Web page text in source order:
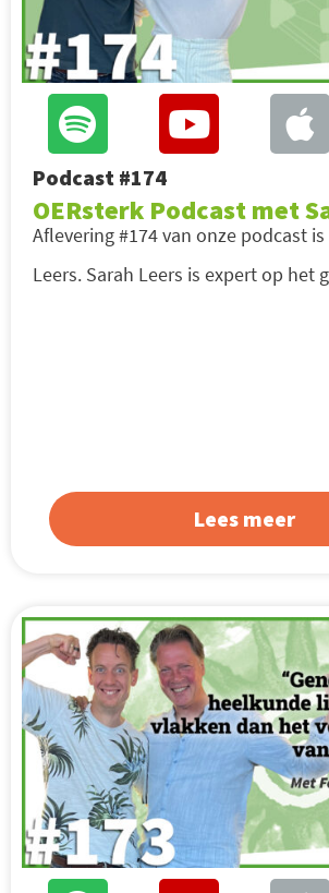
Podcast #174
OERsterk Podcast met
Aflevering #174 van onze podcast
Leers. Sarah Leers is expert op het
Lees meer